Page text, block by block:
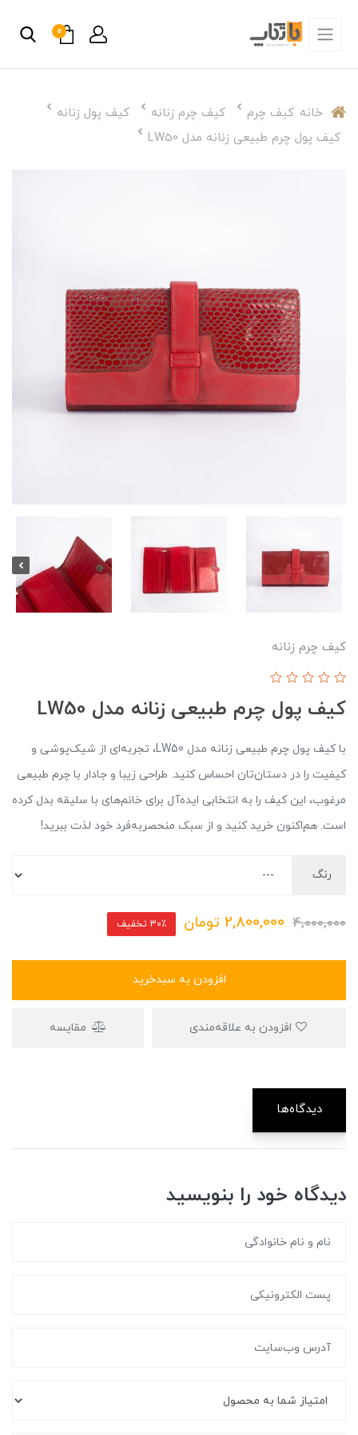
0
خانه کیف چرم کیف چرم زنانه
کیف پول زنانه
کیف پول چرم طبیعی زنانه مدل LW50
کیف چرم زنانه
کیف پول چرم طبیعی زنانه مدل LW50
با کیف پول چرم طبیعی زنانه مدل LW50، تجربه‌ای از شیک‌پوشی و
کیفیت را در دستان‌تان احساس کنید. طراحی زیبا و جا‌دار با چرم طبیعی
مرغوب، این کیف را به انتخابی ایده‌آل برای خانم‌های با سلیقه بدل کرده
است. هم‌اکنون خرید کنید و از سبک منحصر‌به‌فرد خود لذت ببرید!
رنگ
4,000,000
2,800,000 تومان 30٪ تخفیف
افزودن به سبدخرید
مقایسه
دیدگاه‌ها
دیدگاه خود را بنویسید